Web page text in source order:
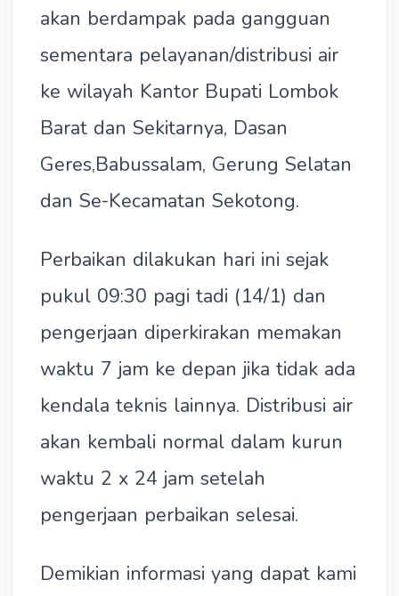
akan berdampak pada gangguan
sementara pelayanan/distribusi air
ke wilayah Kantor Bupati Lombok
Barat dan Sekitarnya, Dasan
Geres,Babussalam, Gerung Selatan
dan Se-Kecamatan Sekotong.
Perbaikan dilakukan hari ini sejak
pukul 09:30 pagi tadi (14/1) dan
pengerjaan diperkirakan memakan
waktu 7 jam ke depan jika tidak ada
kendala teknis lainnya. Distribusi air
akan kembali normal dalam kurun
waktu 2 x 24 jam setelah
pengerjaan perbaikan selesai.
Demikian informasi yang dapat kami